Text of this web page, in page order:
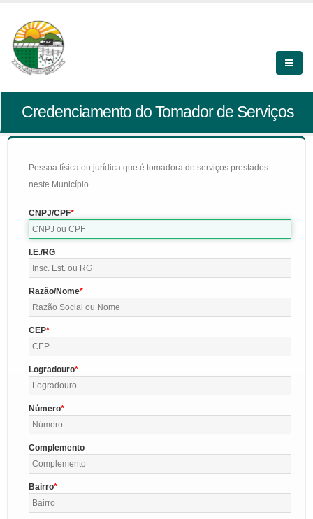
Credenciamento do Tomador de Serviços
Pessoa física ou jurídica que é tomadora de serviços prestados
neste Município
CNPJ/CPF
I.E./RG
Razão/Nome
CEP
Logradouro
Número
Complemento
Bairro